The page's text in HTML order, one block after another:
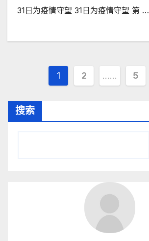
31日为疫情守望 31日为疫情守望 第 …
文
分
1 2 …… 5
搜索